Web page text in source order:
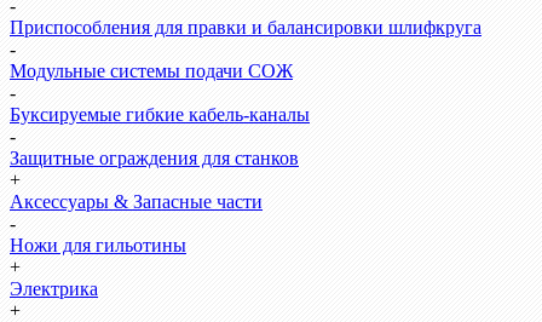
-
Приспособления для правки и балансировки шлифкруга
-
Модульные системы подачи СОЖ
-
Буксируемые гибкие кабель-каналы
-
Защитные ограждения для станков
+
Аксессуары & Запасные части
-
Ножи для гильотины
+
Электрика
+